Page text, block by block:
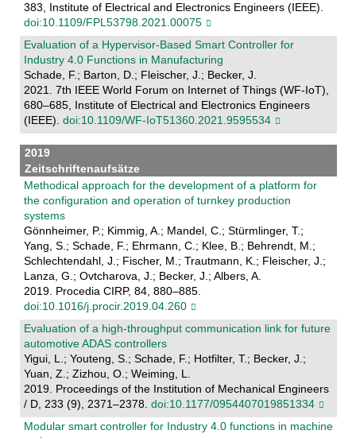
383, Institute of Electrical and Electronics Engineers (IEEE).
doi:10.1109/FPL53798.2021.00075
Evaluation of a Hypervisor-Based Smart Controller for
Industry 4.0 Functions in Manufacturing
Schade, F.; Barton, D.; Fleischer, J.; Becker, J.
2021. 7th IEEE World Forum on Internet of Things (WF-IoT),
680–685, Institute of Electrical and Electronics Engineers
(IEEE). doi:10.1109/WF-IoT51360.2021.9595534
2019
Zeitschriftenaufsätze
Methodical approach for the development of a platform for
the configuration and operation of turnkey production
systems
Gönnheimer, P.; Kimmig, A.; Mandel, C.; Stürmlinger, T.;
Yang, S.; Schade, F.; Ehrmann, C.; Klee, B.; Behrendt, M.;
Schlechtendahl, J.; Fischer, M.; Trautmann, K.; Fleischer, J.;
Lanza, G.; Ovtcharova, J.; Becker, J.; Albers, A.
2019. Procedia CIRP, 84, 880–885.
doi:10.1016/j.procir.2019.04.260
Evaluation of a high-throughput communication link for future
automotive ADAS controllers
Yigui, L.; Youteng, S.; Schade, F.; Hotfilter, T.; Becker, J.;
Yuan, Z.; Zizhou, O.; Weiming, L.
2019. Proceedings of the Institution of Mechanical Engineers
/ D, 233 (9), 2371–2378. doi:10.1177/0954407019851334
Modular smart controller for Industry 4.0 functions in machine